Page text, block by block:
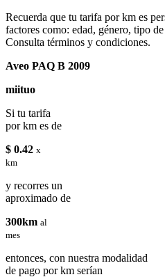
Recuerda que tu tarifa por km es
factores como: edad, género, tipo
Consulta términos y condiciones.
Aveo PAQ B 2009
miituo
Si tu tarifa
por km es de
$ 0.42 x
km
y recorres un
aproximado de
300km al
mes
entonces, con nuestra modalidad
de pago por km serían